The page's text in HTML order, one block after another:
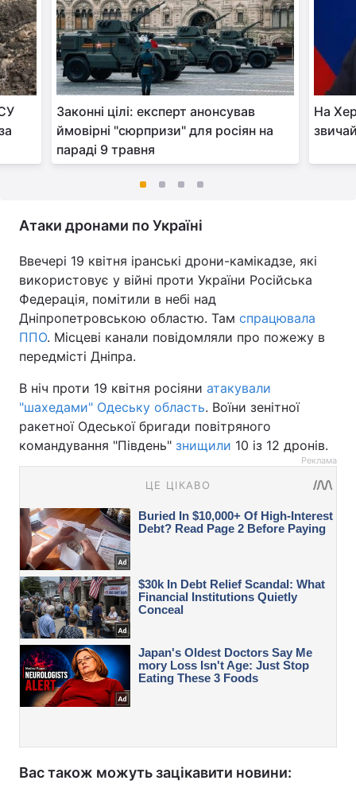
Законні цілі: експерт анонсував
ймовірні "сюрпризи" для росіян на
параді 9 травня
На
Атаки дронами по Україні
Ввечері 19 квітня іранські дрони-камікадзе, які
використовує у війні проти України Російська
Федерація, помітили в небі над
Дніпропетровською областю. Там спрацювала
ППО. Місцеві канали повідомляли про пожежу в
передмісті Дніпра.
В ніч проти 19 квітня росіяни атакували
"шахедами" Одеську область. Воїни зенітної
ракетної Одеської бригади повітряного
командування "Південь" знищили 10 із 12 дронів.
Реклама
Вас також можуть зацікавити новини: